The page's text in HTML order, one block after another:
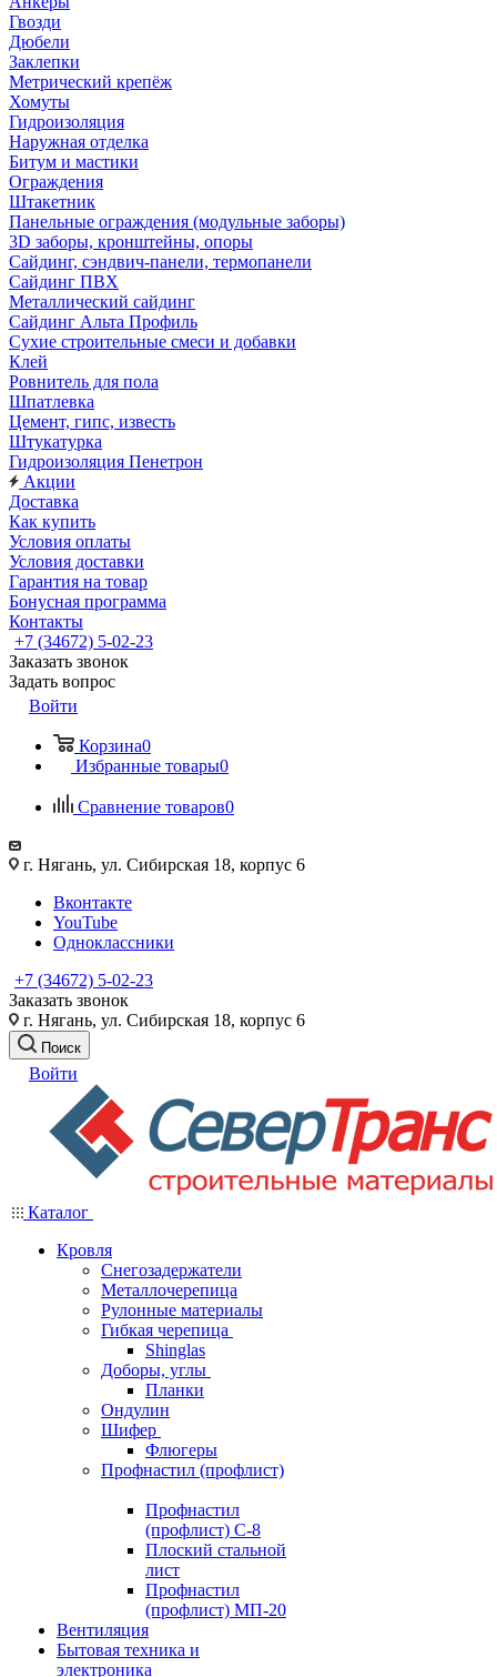
Гвозди
Дюбели
Заклепки
Метрический крепёж
Хомуты
Гидроизоляция
Наружная отделка
Битум и мастики
Ограждения
Штакетник
Панельные ограждения (модульные заборы)
3D заборы, кронштейны, опоры
Cайдинг, сэндвич-панели, термопанели
Сайдинг ПВХ
Металлический сайдинг
Сайдинг Альта Профиль
Сухие строительные смеси и добавки
Клей
Ровнитель для пола
Шпатлевка
Цемент, гипс, известь
Штукатурка
Гидроизоляция Пенетрон
Акции
Доставка
Как купить
Условия оплаты
Условия доставки
Гарантия на товар
Бонусная программа
Контакты
+7 (34672) 5-02-23
Заказать звонок
Задать вопрос
Войти
Корзина0
Избранные товары0
Сравнение товаров0
г. Нягань, ул. Сибирская 18, корпус 6
Вконтакте
YouTube
Одноклассники
+7 (34672) 5-02-23
Заказать звонок
г. Нягань, ул. Сибирская 18, корпус 6
Поиск
Войти
Каталог
Кровля
Снегозадержатели
Металлочерепица
Рулонные материалы
Гибкая черепица
Shinglas
Доборы, углы
Планки
Ондулин
Шифер
Флюгеры
Профнастил (профлист)
Профнастил
(профлист) С-8
Плоский стальной
лист
Профнастил
(профлист) МП-20
Вентиляция
Бытовая техника и
электроника